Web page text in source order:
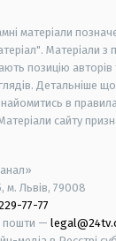
матеріали
Матеріали з
позицію авторів
Детальніше
в
сайту
м. Львів, 79008
77-77
пошти —